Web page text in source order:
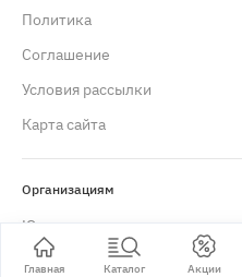
Главная Каталог Акции
Политика
Cоглашение
Условия рассылки
Карта сайта
Организациям
Юридическим лицам